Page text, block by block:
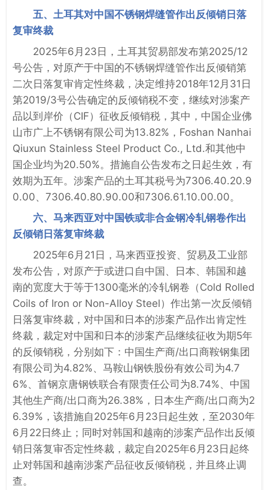
五、土耳其对中国不锈钢焊缝管作出反倾销日落
复审终裁
2025年6月23日，土耳其贸易部发布第2025/12
号公告，对原产于中国的不锈钢焊缝管作出反倾销第
二次日落复审肯定性终裁，决定维持2018年12月31日
第2019/3号公告确定的反倾销税不变，继续对涉案产
品以到岸价（CIF）征收反倾销税，其中，中国企业佛
山市广上不锈钢有限公司为13.82%，Foshan Nanhai
Qiuxun Stainless Steel Product Co., Ltd.和其他中
国企业均为20.50%。措施自公告发布之日起生效，有
效期为五年。涉案产品的土耳其税号为7306.40.20.9
0.00、7306.40.80.90.00和7306.61.10.00.00。
六、马来西亚对中国铁或非合金钢冷轧钢卷作出
反倾销日落复审终裁
2025年6月21日，马来西亚投资、贸易及工业部
发布公告，对原产于或进口自中国、日本、韩国和越
南的宽度大于等于1300毫米的冷轧钢卷（Cold Rolled
Coils of Iron or Non-Alloy Steel）作出第一次反倾销
日落复审终裁，对中国和日本的涉案产品作出肯定性
终裁，裁定对中国和日本的涉案产品继续征收为期5年
的反倾销税，分别如下：中国生产商/出口商鞍钢集团
有限公司为4.82%、马鞍山钢铁股份有效公司为4.7
6%、首钢京唐钢铁联合有限责任公司为8.74%、中国
其他生产商/出口商为26.38%，日本生产商/出口商为2
6.39%，该措施自2025年6月23日起生效，至2030年
6月22日终止；同时对韩国和越南的涉案产品作出反倾
销日落复审否定性终裁，裁定自2025年6月23日起终
止对韩国和越南涉案产品征收反倾销税，并且终止调
查。